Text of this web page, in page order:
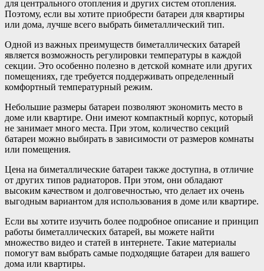
для центрального отопления и других систем отопления.
Поэтому, если вы хотите приобрести батареи для квартиры
или дома, лучше всего выбрать биметаллический тип.
Одной из важных преимуществ биметаллических батарей
является возможность регулировки температуры в каждой
секции. Это особенно полезно в детской комнате или других
помещениях, где требуется поддерживать определенный
комфортный температурный режим.
Небольшие размеры батареи позволяют экономить место в
доме или квартире. Они имеют компактный корпус, который
не занимает много места. При этом, количество секций
батареи можно выбирать в зависимости от размеров комнаты
или помещения.
Цена на биметаллические батареи также доступна, в отличие
от других типов радиаторов. При этом, они обладают
высоким качеством и долговечностью, что делает их очень
выгодным вариантом для использования в доме или квартире.
Если вы хотите изучить более подробное описание и принцип
работы биметаллических батарей, вы можете найти
множество видео и статей в интернете. Такие материалы
помогут вам выбрать самые подходящие батареи для вашего
дома или квартиры.